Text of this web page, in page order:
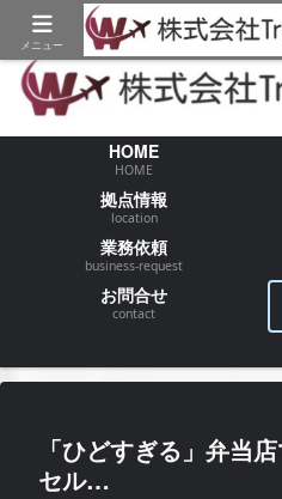
【物流/運送/配送】でお困りの事が御
HOME
HOME
拠点情報
location
業務依頼
business-request
お問合せ
contact
「ひどすぎる」弁当
セル…
メニュー